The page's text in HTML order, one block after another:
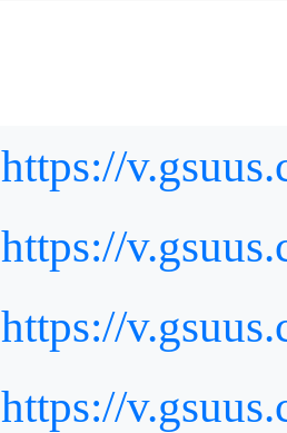
https://
https://
https://
https://